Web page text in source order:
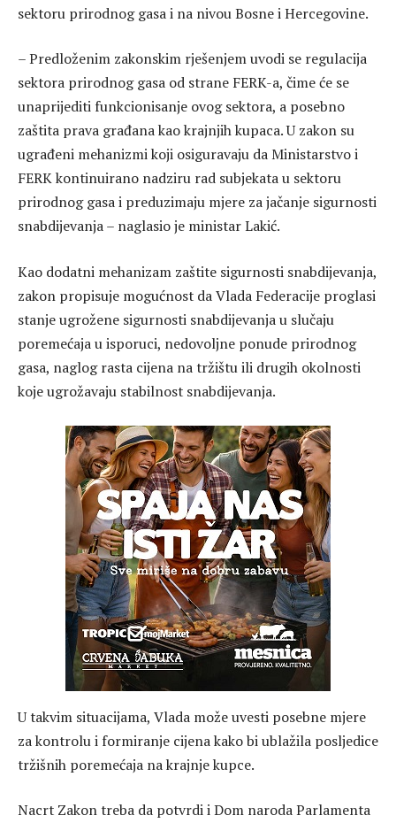
sektoru prirodnog gasa i na nivou Bosne i Hercegovine.
– Predloženim zakonskim rješenjem uvodi se regulacija
sektora prirodnog gasa od strane FERK-a, čime će se
unaprijediti funkcionisanje ovog sektora, a posebno
zaštita prava građana kao krajnjih kupaca. U zakon su
ugrađeni mehanizmi koji osiguravaju da Ministarstvo i
FERK kontinuirano nadziru rad subjekata u sektoru
prirodnog gasa i preduzimaju mjere za jačanje sigurnosti
snabdijevanja – naglasio je ministar Lakić.
Kao dodatni mehanizam zaštite sigurnosti snabdijevanja,
zakon propisuje mogućnost da Vlada Federacije proglasi
stanje ugrožene sigurnosti snabdijevanja u slučaju
poremećaja u isporuci, nedovoljne ponude prirodnog
gasa, naglog rasta cijena na tržištu ili drugih okolnosti
koje ugrožavaju stabilnost snabdijevanja.
U takvim situacijama, Vlada može uvesti posebne mjere
za kontrolu i formiranje cijena kako bi ublažila posljedice
tržišnih poremećaja na krajnje kupce.
Nacrt Zakon treba da potvrdi i Dom naroda Parlamenta